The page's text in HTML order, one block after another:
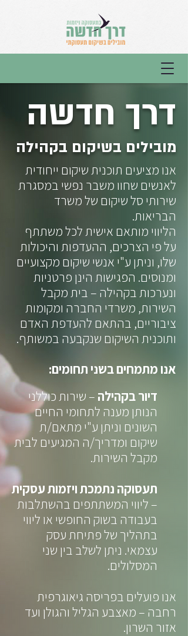
דרך חדשה
מובילים בשיקום בקהילה
אנו מציעים תוכנית שיקום ייחודית
לאנשים שחוו משבר נפשי במסגרת
שירותי סל שיקום של משרד
הבריאות.
הליווי מותאם אישית לכל משתתף
על פי הצרכים, ההעדפות והיכולות
שלו, וניתן ע"י אנשי שיקום מקצועיים
ומנוסים. הפגישות הינן פרטניות
ונערכות בקהילה – בית מקבל
השירות, משרדי החברה ומקומות
ציבוריים, בהתאם להעדפת האדם
ותוכנית השיקום שנקבעה במשותף.
אנו מתמחים בשני תחומים:
דיור בקהילה – שירות כוללני
הנותן מענה לתחומי החיים
השונים וניתן ע"י מתאם/ת
שיקום ומדריך/ה המגיעים לבית
מקבל השירות.
תעסוקה נתמכת ויזמות עסקית
– ליווי המשתתפים בהשתלבות
בעבודה בשוק החופשי או ליווי
בתהליך של פתיחת עסק
עצמאי. ניתן לשלב בין שני
המסלולים.
אנו פועלים בפריסה גיאוגרפית
רחבה – מאצבע הגליל והגולן ועד
אזור השרון.